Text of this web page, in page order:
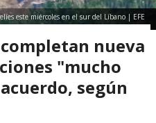
este miércoles en el sur del Líbano | EFE
nueva
"mucho
según